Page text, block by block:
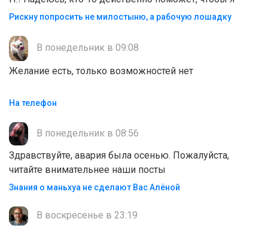
Рискну попросить не милостыню, а рабочую лошадку
В понедельник в 09:08
Желание есть, только возможностей нет
На телефон
В понедельник в 08:56
Здравствуйте, авария была осенью. Пожалуйста,
читайте внимательнее наши посты
Знания о маньхуа не сделают Вас Алëной
В воскресенье в 23:19